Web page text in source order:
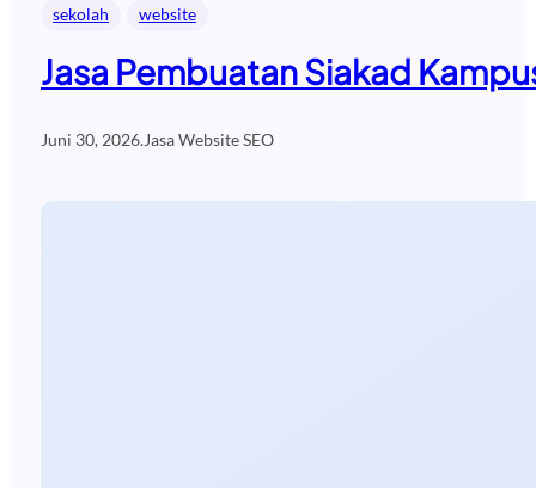
sekolah website
Jasa Pembuatan Siakad
Juni 30, 2026.Jasa Website SEO